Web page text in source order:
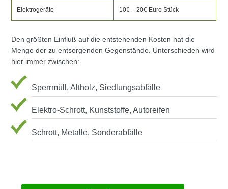
Elektrogeräte 10€ – 20€ Euro Stück
Den größten Einfluß auf die entstehenden Kosten hat die
Menge der zu entsorgenden Gegenstände. Unterschieden wird
hier immer zwischen:
Sperrmüll, Altholz, Siedlungsabfälle
Elektro-Schrott, Kunststoffe, Autoreifen
Schrott, Metalle, Sonderabfälle